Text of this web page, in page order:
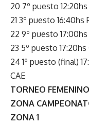
20 7º puesto
21 3º puesto 16:40hs
22 9º puesto 17:00hs
23 5º puesto 17:20hs
24 1º puesto (final)
CAE
TORNEO
ZONA
ZONA 1